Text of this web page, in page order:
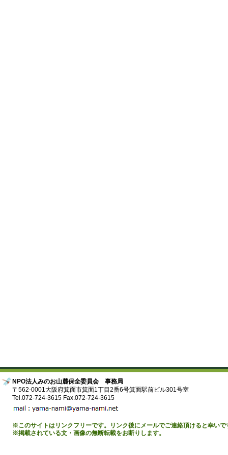
NPO法人みのお山麓保全委員会 事務局
〒562-0001大阪府箕面市箕面1丁目2番6号箕面駅前ビル301号室
Tel.072-724-3615 Fax.072-724-3615
※このサイトはリンクフリーです。リンク後にメールでご連絡頂けると幸いで
※掲載されている文・画像の無断転載をお断りします。